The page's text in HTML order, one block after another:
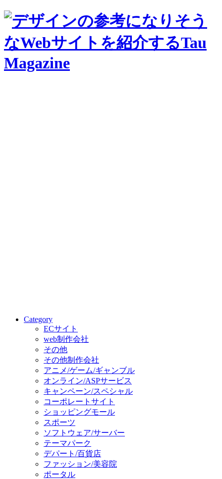
Category
ECサイト
web制作会社
その他
その他制作会社
アニメ/ゲーム/ギャンブル
オンライン/ASPサービス
キャンペーン/スペシャル
コーポレートサイト
ショッピングモール
スポーツ
ソフトウェア/サーバー
テーマパーク
デパート/百貨店
ファッション/美容院
ポータル